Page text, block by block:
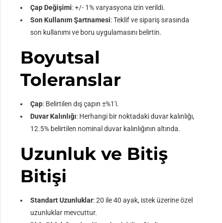
Çap Değişimi: +/- 1% varyasyona izin verildi.
Son Kullanım Şartnamesi: Teklif ve sipariş sırasında
son kullanımı ve boru uygulamasını belirtin.
Boyutsal
Toleranslar
Çap: Belirtilen dış çapın ±%1'i.
Duvar Kalınlığı: Herhangi bir noktadaki duvar kalınlığı,
12.5% belirtilen nominal duvar kalınlığının altında.
Uzunluk ve Bitiş
Bitişi
Standart Uzunluklar: 20 ile 40 ayak, istek üzerine özel
uzunluklar mevcuttur.